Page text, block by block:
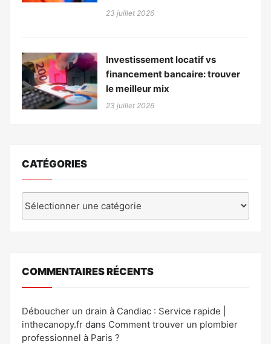
23 juillet 2026
Investissement locatif vs
financement bancaire: trouver
le meilleur mix
23 juillet 2026
CATÉGORIES
COMMENTAIRES RÉCENTS
Déboucher un drain à Candiac : Service rapide |
inthecanopy.fr dans Comment trouver un plombier
professionnel à Paris ?